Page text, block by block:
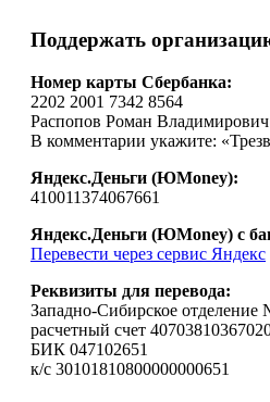
Поддержать
Номер карты Сбербанка:
2202 2001 7342 8564
Распопов Роман
В комментарии укажите:
Яндекс.Деньги (ЮMoney):
410011374067661
Яндекс.Деньги (ЮMoney) с
Перевести через сервис Яндекс
Реквизиты для перевода:
Западно-Сибирское
расчетный счет
БИК 047102651
к/с 30101810800000000651